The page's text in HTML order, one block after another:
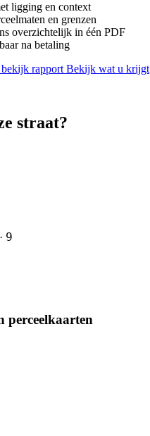
ligging en context
en grenzen
overzichtelijk in één PDF
na betaling
rapport Bekijk wat u krijgt
straat?
9
perceelkaarten